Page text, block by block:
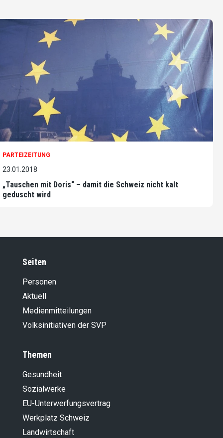
PARTEIZEITUNG
23.01.2018
„Tauschen mit Doris“ – damit die Schweiz nicht kalt
geduscht wird
Seiten
Personen
Aktuell
Medienmitteilungen
Volksinitiativen der SVP
Themen
Gesundheit
Sozialwerke
EU-Unterwerfungsvertrag
Werkplatz Schweiz
Landwirt­schaft